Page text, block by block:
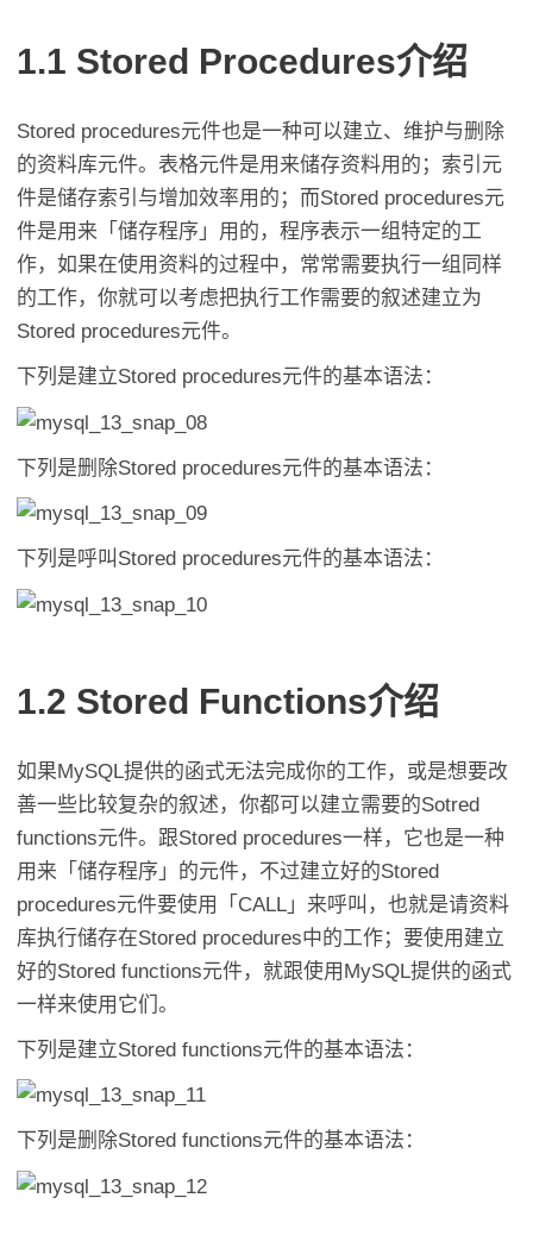
1.1 Stored Procedures介绍
Stored procedures元件也是一种可以建立、维护与删除
的资料库元件。表格元件是用来储存资料用的；索引元
件是储存索引与增加效率用的；而Stored procedures元
件是用来「储存程序」用的，程序表示一组特定的工
作，如果在使用资料的过程中，常常需要执行一组同样
的工作，你就可以考虑把执行工作需要的叙述建立为
Stored procedures元件。
下列是建立Stored procedures元件的基本语法：
下列是删除Stored procedures元件的基本语法：
下列是呼叫Stored procedures元件的基本语法：
1.2 Stored Functions介绍
如果MySQL提供的函式无法完成你的工作，或是想要改
善一些比较复杂的叙述，你都可以建立需要的Sotred
functions元件。跟Stored procedures一样，它也是一种
用来「储存程序」的元件，不过建立好的Stored
procedures元件要使用「CALL」来呼叫，也就是请资料
库执行储存在Stored procedures中的工作；要使用建立
好的Stored functions元件，就跟使用MySQL提供的函式
一样来使用它们。
下列是建立Stored functions元件的基本语法：
下列是删除Stored functions元件的基本语法：